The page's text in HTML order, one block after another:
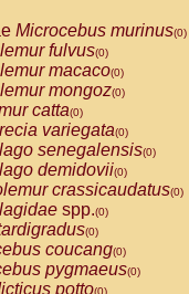
Microcebus murinus(0)
fulvus(0)
macaco(0)
mongoz(0)
catta(0)
variegata(0)
senegalensis(0)
demidovii(0)
crassicaudatus(0)
spp.(0)
(0)
coucang(0)
pygmaeus(0)
potto(0)